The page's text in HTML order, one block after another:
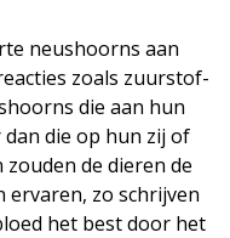
neushoorns aan
zoals zuurstof-
die aan hun
die op hun zij of
de dieren de
ervaren, zo schrijven
het best door het